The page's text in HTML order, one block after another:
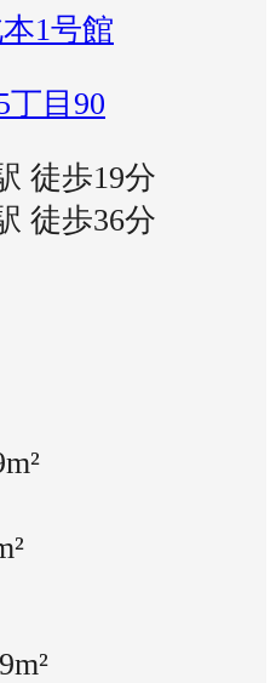
1号館
目90
徒歩19分
徒歩36分